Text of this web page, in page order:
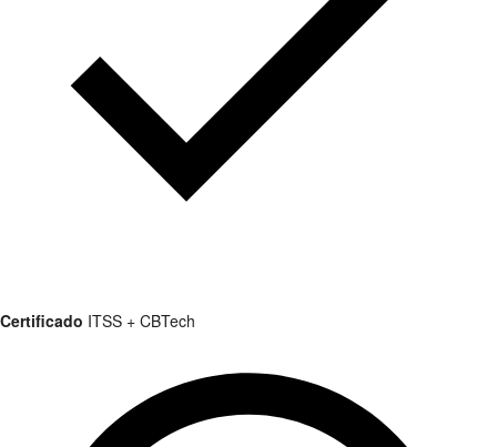
Certificado ITSS + CBTech